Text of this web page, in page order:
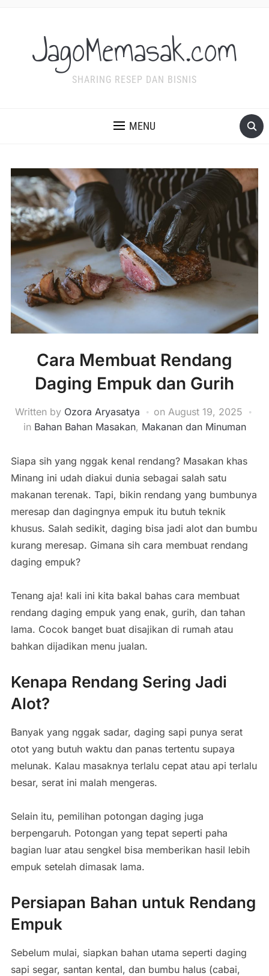
JagoMemasak.com
SHARING RESEP DAN BISNIS
MENU
Cara Membuat Rendang
Daging Empuk dan Gurih
Written by Ozora Aryasatya on August 19, 2025
in Bahan Bahan Masakan, Makanan dan Minuman
Siapa sih yang nggak kenal rendang? Masakan khas
Minang ini udah diakui dunia sebagai salah satu
makanan terenak. Tapi, bikin rendang yang bumbunya
meresap dan dagingnya empuk itu butuh teknik
khusus. Salah sedikit, daging bisa jadi alot dan bumbu
kurang meresap. Gimana sih cara membuat rendang
daging empuk?
Tenang aja! kali ini kita bakal bahas cara membuat
rendang daging empuk yang enak, gurih, dan tahan
lama. Cocok banget buat disajikan di rumah atau
bahkan dijadikan menu jualan.
Kenapa Rendang Sering Jadi
Alot?
Banyak yang nggak sadar, daging sapi punya serat
otot yang butuh waktu dan panas tertentu supaya
melunak. Kalau masaknya terlalu cepat atau api terlalu
besar, serat ini malah mengeras.
Selain itu, pemilihan potongan daging juga
berpengaruh. Potongan yang tepat seperti paha
bagian luar atau sengkel bisa memberikan hasil lebih
empuk setelah dimasak lama.
Persiapan Bahan untuk Rendang
Empuk
Sebelum mulai, siapkan bahan utama seperti daging
sapi segar, santan kental, dan bumbu halus (cabai,